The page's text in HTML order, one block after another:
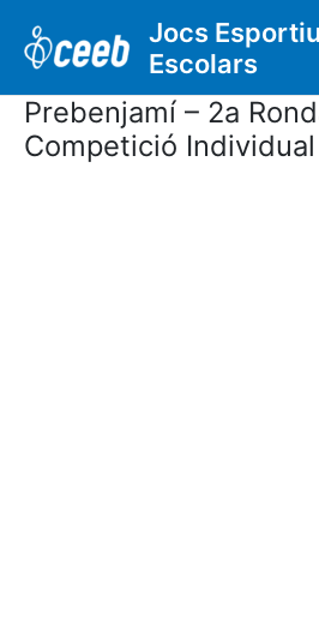
contingut
Jocs
Escolars
Prebenjamí – 2a
Competició